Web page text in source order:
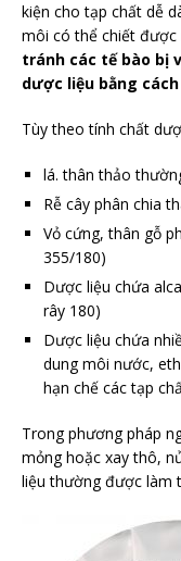
kiện cho tạp chất dễ
môi có thể chiết được
tránh các tế bào bị
dược liệu bằng
Tùy theo tính chất
lá. thân thảo
Rễ cây phân chia
Vỏ cứng, thân gỗ
355/180)
Dược liệu chứa
rây 180)
Dược liệu chứa
dung môi nước,
hạn chế các tạp
Trong phương pháp
mỏng hoặc xay thô,
liệu thường được làm